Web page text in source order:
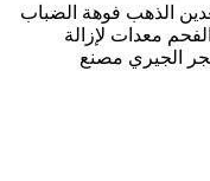
الذهب فوهة الضباب
معدات لإزالة
الجيري مصنع